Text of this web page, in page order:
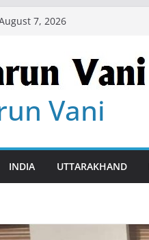
7, 2026
Vani
INDIA UTTARAKHAND